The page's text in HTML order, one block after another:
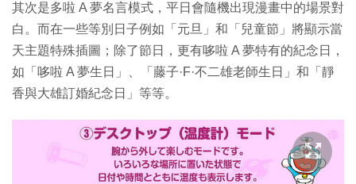
其次是多啦 A 夢名言模式，平日會隨機出現漫畫中的場景對
白。而在一些等別日子例如「元旦」和「兒童節」將顯示當
天主題特殊插圖；除了節日，更有哆啦 A 夢特有的紀念日，
如「哆啦 A 夢生日」、「藤子·F·不二雄老師生日」和「靜
香與大雄訂婚紀念日」等等。